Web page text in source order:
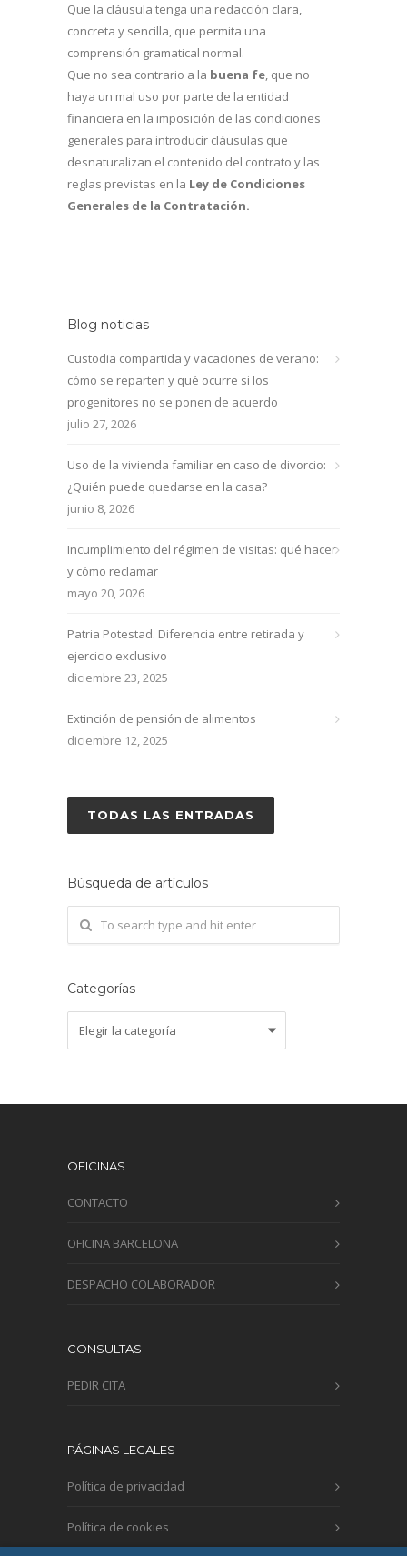
Que la cláusula tenga una redacción clara,
concreta y sencilla, que permita una
comprensión gramatical normal.
Que no sea contrario a la buena fe, que no
haya un mal uso por parte de la entidad
financiera en la imposición de las condiciones
generales para introducir cláusulas que
desnaturalizan el contenido del contrato y las
reglas previstas en la Ley de Condiciones
Generales de la Contratación.
Blog noticias
Custodia compartida y vacaciones de verano:
cómo se reparten y qué ocurre si los
progenitores no se ponen de acuerdo
julio 27, 2026
Uso de la vivienda familiar en caso de divorcio:
¿Quién puede quedarse en la casa?
junio 8, 2026
Incumplimiento del régimen de visitas: qué hacer
y cómo reclamar
mayo 20, 2026
Patria Potestad. Diferencia entre retirada y
ejercicio exclusivo
diciembre 23, 2025
Extinción de pensión de alimentos
diciembre 12, 2025
TODAS LAS ENTRADAS
Búsqueda de artículos
Categorías
OFICINAS
CONTACTO
OFICINA BARCELONA
DESPACHO COLABORADOR
CONSULTAS
PEDIR CITA
PÁGINAS LEGALES
Política de privacidad
Política de cookies